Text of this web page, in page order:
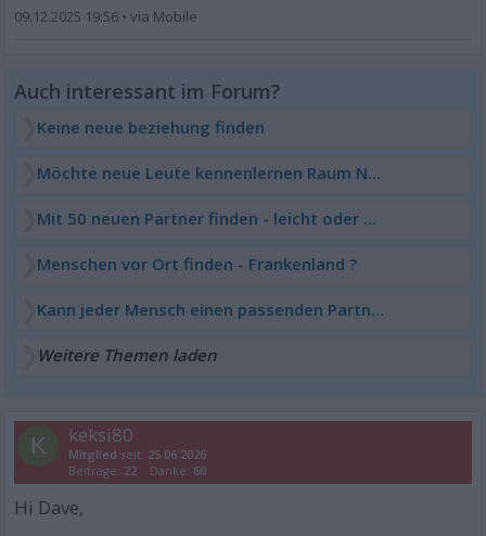
09.12.2025 19:56 •
Keine neue beziehung finden
Möchte neue Leute kennenlernen Raum NR, AK,MYK
Mit 50 neuen Partner finden - leicht oder schwer?
Menschen vor Ort finden - Frankenland ?
Kann jeder Mensch einen passenden Partner finden?
Weitere Themen laden
K keksi80
Mitglied seit: 25.06.2026
Beiträge: 22 Danke: 60
Hi Dave,